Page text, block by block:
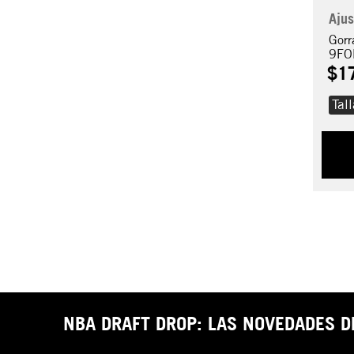
$
NBA DRAFT DROP: LAS NOVEDADES